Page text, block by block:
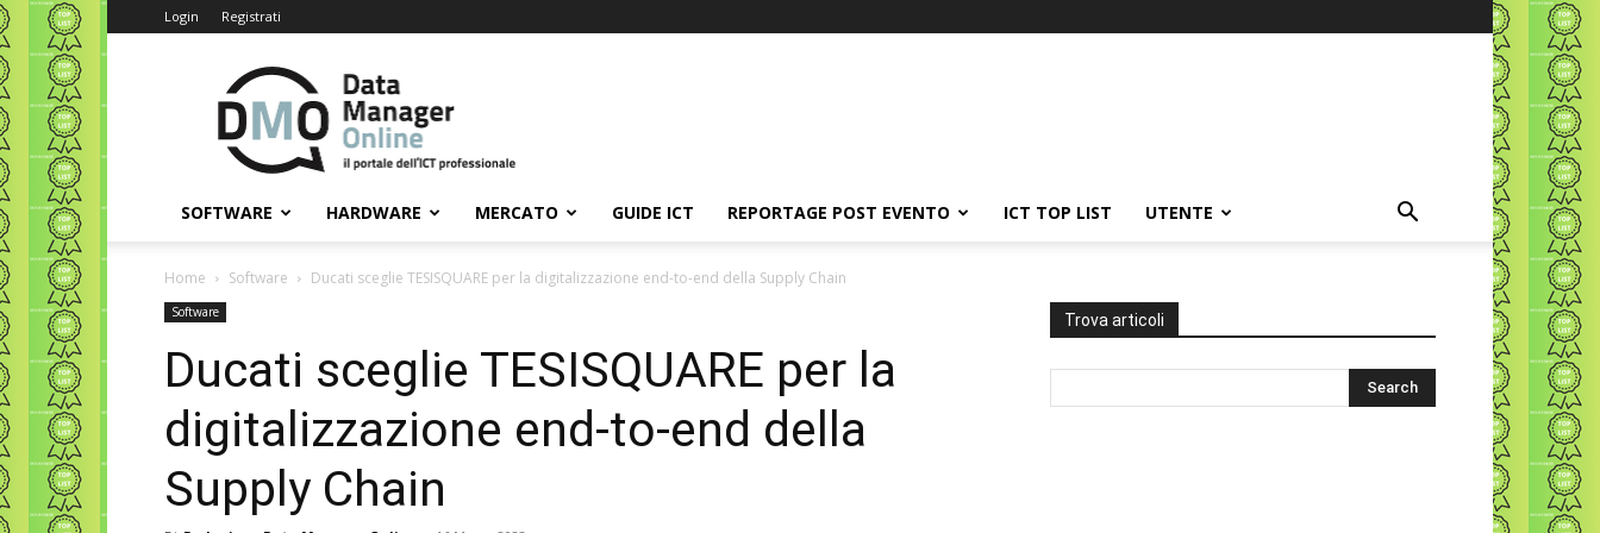
Login Registrati
Data
Manager
Online
SOFTWARE HARDWARE MERCATO GUIDE ICT REPORTAGE POST EVENTO ICT TOP LIST UTENTE
Home Software Ducati sceglie TESISQUARE per la digitalizzazione end-to-end della Supply Chain
Software
Ducati sceglie TESISQUARE per la
digitalizzazione end-to-end della
Supply Chain
Trova articoli